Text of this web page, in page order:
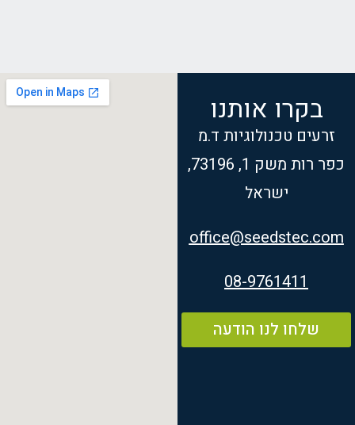
בקרו אותנו
זרעים טכנולוגיות ד.מ
כפר רות משק 1, 73196,
ישראל
office@seedstec.com
08-9761411
שלחו לנו הודעה